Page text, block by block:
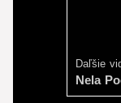
Ďaľšie
Nela